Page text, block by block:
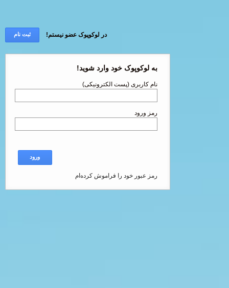
ثبت نام در لوکوپوک عضو نیستم!
به لوکوپوک خود وارد شوید!
نام کاربری (پست الکترونیکی)
رمز ورود
ورود
رمز عبور خود را فراموش کرده‌ام